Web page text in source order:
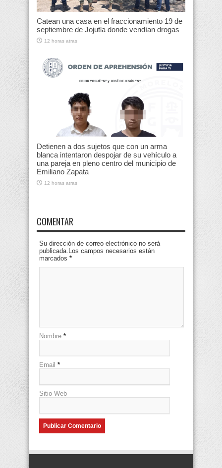
Catean una casa en el fraccionamiento 19 de
septiembre de Jojutla donde vendían drogas
12 horas atras
Detienen a dos sujetos que con un arma
blanca intentaron despojar de su vehículo a
una pareja en pleno centro del municipio de
Emiliano Zapata
12 horas atras
COMENTAR
Su dirección de correo electrónico no será
publicada.Los campos necesarios están
marcados *
Nombre *
Email *
Sitio Web